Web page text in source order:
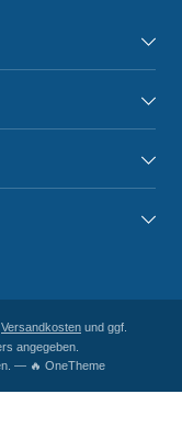
Versandkosten und ggf.
angegeben.
— 🔥 OneTheme